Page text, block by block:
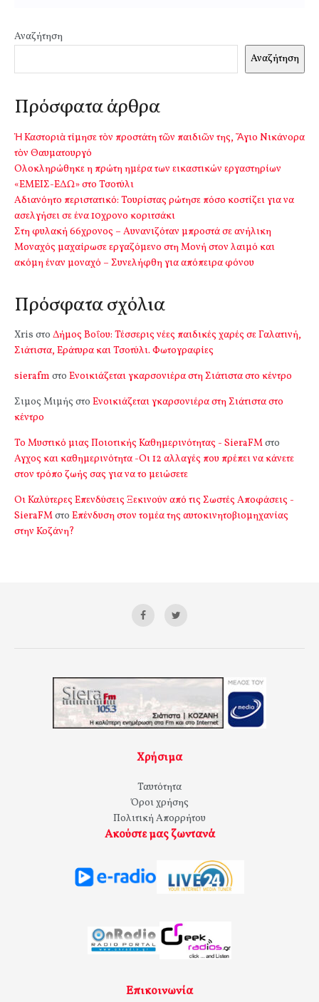
Αναζήτηση
Αναζήτηση
Πρόσφατα άρθρα
Ἡ Καστοριὰ τίμησε τὸν προστάτη τῶν παιδιῶν της, Ἅγιο Νικάνορα
τὸν Θαυματουργό
Ολοκληρώθηκε η πρώτη ημέρα των εικαστικών εργαστηρίων
«ΕΜΕΙΣ-ΕΔΩ» στο Τσοτύλι
Αδιανόητο περιστατικό: Τουρίστας ρώτησε πόσο κοστίζει για να
ασελγήσει σε ένα 10χρονο κοριτσάκι
Στη φυλακή 66χρονος – Αυνανιζόταν μπροστά σε ανήλικη
Μοναχός μαχαίρωσε εργαζόμενο στη Μονή στον λαιμό και
ακόμη έναν μοναχό – Συνελήφθη για απόπειρα φόνου
Πρόσφατα σχόλια
Xris στο Δήμος Βοΐου: Τέσσερις νέες παιδικές χαρές σε Γαλατινή,
Σιάτιστα, Εράτυρα και Τσοτύλι. Φωτογραφίες
sierafm στο Ενοικιάζεται γκαρσονιέρα στη Σιάτιστα στο κέντρο
Σιμος Μιμής στο Ενοικιάζεται γκαρσονιέρα στη Σιάτιστα στο
κέντρο
Το Μυστικό μιας Ποιοτικής Καθημερινότητας - SieraFMστο
Αγχος και καθημερινότητα -Οι 12 αλλαγές που πρέπει να κάνετε
στον τρόπο ζωής σας για να το μειώσετε
Οι Καλύτερες Επενδύσεις Ξεκινούν από τις Σωστές Αποφάσεις -
SieraFMστο Επένδυση στον τομέα της αυτοκινητοβιομηχανίας
στην Κοζάνη?
Χρήσιμα
Ταυτότητα
Όροι χρήσης
Πολιτική Απορρήτου
Ακούστε μας ζωντανά
Επικοινωνία